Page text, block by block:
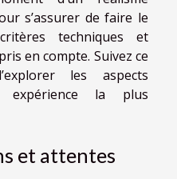
s’assurer de faire le
techniques et
en compte. Suivez ce
les aspects
la plus
et attentes